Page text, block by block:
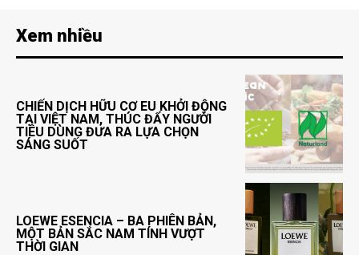
Xem nhiều
CHIẾN DỊCH HỮU CƠ EU KHỞI ĐỘNG
TẠI VIỆT NAM, THÚC ĐẨY NGƯỜI
TIÊU DÙNG ĐƯA RA LỰA CHỌN
SÁNG SUỐT
LOEWE ESENCIA – BA PHIÊN BẢN,
MỘT BẢN SẮC NAM TÍNH VƯỢT
THỜI GIAN